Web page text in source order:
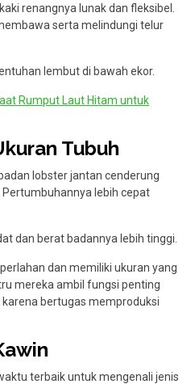
renangnya lunak dan fleksibel.
serta melindungi telur
lembut di bawah ekor.
Rumput Laut Hitam untuk
Tubuh
lobster jantan cenderung
lebih cepat
dan berat badannya lebih tinggi.
dan memiliki ukuran yang
mereka ambil fungsi penting
bertugas memproduksi
terbaik untuk mengenali jenis